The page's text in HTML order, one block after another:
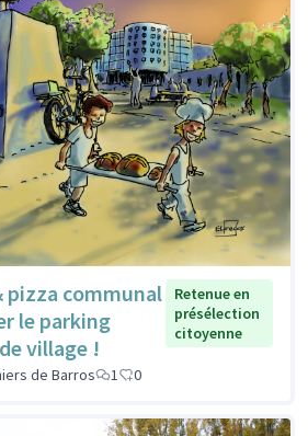
pizza communal
le parking
village !
Retenue en
présélection
citoyenne
de Barros 1 0